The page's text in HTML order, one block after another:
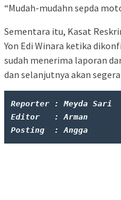
“Mudah-mudahn sepda
Sementara itu, Kasat
Yon Edi Winara ketika
sudah menerima laporan
dan selanjutnya akan
Reporter : Meyda Sari
Editor   : Arman
Posting  : Angga